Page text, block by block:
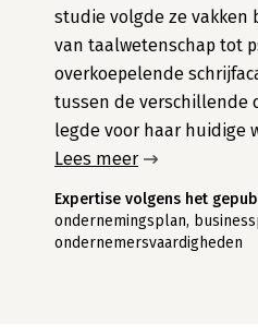
studie volgde ze vakken
van taalwetenschap tot
overkoepelende
tussen de verschillende
legde voor haar huidige
Lees meer
Expertise volgens het
ondernemingsplan,
ondernemersvaardigheden